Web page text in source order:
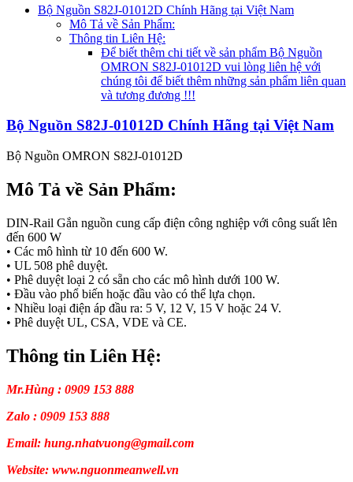
Bộ Nguồn S82J-01012D Chính Hãng tại Việt Nam
Mô Tả về Sản Phẩm:
Thông tin Liên Hệ:
Để biết thêm chi tiết về sản phẩm Bộ Nguồn
OMRON S82J-01012D vui lòng liên hệ với
chúng tôi để biết thêm những sản phẩm liên quan
và tương đương !!!
Bộ Nguồn S82J-01012D Chính Hãng tại Việt Nam
Bộ Nguồn OMRON S82J-01012D
Mô Tả về Sản Phẩm:
DIN-Rail Gắn nguồn cung cấp điện công nghiệp với công suất lên
đến 600 W
• Các mô hình từ 10 đến 600 W.
• UL 508 phê duyệt.
• Phê duyệt loại 2 có sẵn cho các mô hình dưới 100 W.
• Đầu vào phổ biến hoặc đầu vào có thể lựa chọn.
• Nhiều loại điện áp đầu ra: 5 V, 12 V, 15 V hoặc 24 V.
• Phê duyệt UL, CSA, VDE và CE.
Thông tin Liên Hệ:
Mr.Hùng : 0909 153 888
Zalo : 0909 153 888
Email: hung.nhatvuong@gmail.com
Website: www.nguonmeanwell.vn